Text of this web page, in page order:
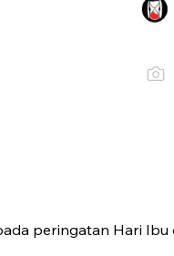
peringatan Hari Ibu